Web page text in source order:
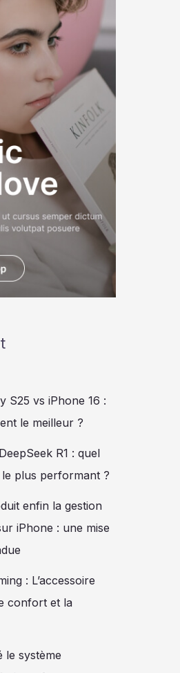
S25 vs iPhone 16 :
le meilleur ?
R1 : quel
le plus performant ?
enfin la gestion
iPhone : une mise
: L’accessoire
confort et la
le système